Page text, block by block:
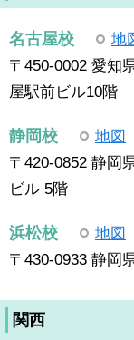
名古屋校
地
〒450-0002 愛知
屋駅前ビル10階
静岡校
地図
〒420-0852 静岡
ビル 5階
浜松校
地図
〒430-0933 静岡
関西